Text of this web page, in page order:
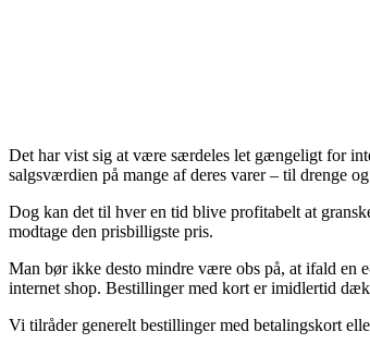
Det har vist sig at være særdeles let gængeligt for
salgsværdien på mange af deres varer – til drenge
Dog kan det til hver en tid blive profitabelt at
modtage den prisbilligste pris.
Man bør ikke desto mindre være obs på, at ifald en
internet shop. Bestillinger med kort er imidlertid
Vi tilråder generelt bestillinger med betalingskort